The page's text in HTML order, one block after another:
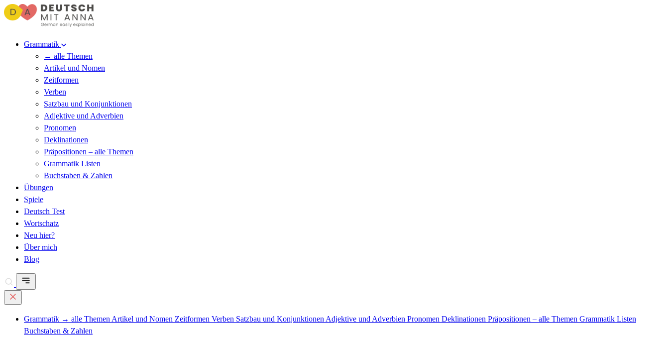
Grammatik
→ alle Themen
Artikel und Nomen
Zeitformen
Verben
Satzbau und Konjunktionen
Adjektive und Adverbien
Pronomen
Deklinationen
Präpositionen – alle Themen
Grammatik Listen
Buchstaben & Zahlen
Übungen
Spiele
Deutsch Test
Wortschatz
Neu hier?
Über mich
Blog
Grammatik → alle Themen Artikel und Nomen Zeitformen Verben Satzbau und Konjunktionen Adjektive und Adverbien Pronomen Deklinationen Präpositionen – alle Themen Grammatik Listen
Buchstaben & Zahlen